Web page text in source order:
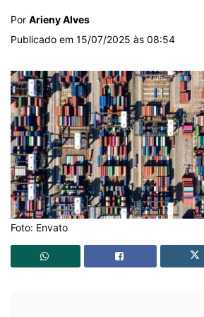
Por Arieny Alves
Publicado em 15/07/2025 às 08:54
Foto: Envato